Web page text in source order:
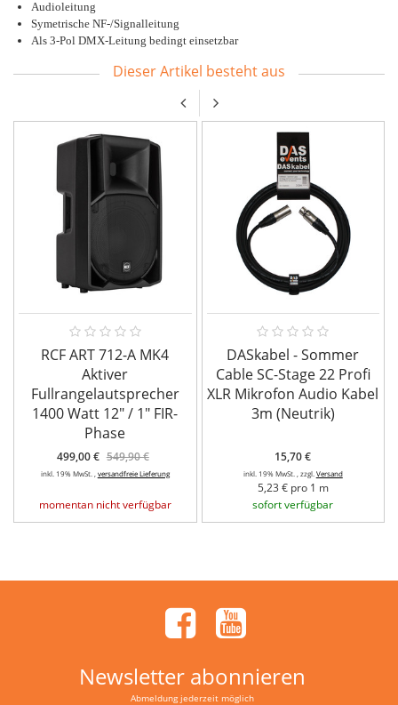
Audioleitung
Symetrische NF-/Signalleitung
Als 3-Pol DMX-Leitung bedingt einsetzbar
Dieser Artikel besteht aus
RCF ART 712-A MK4
Aktiver
Fullrangelautsprecher
1400 Watt 12" / 1" FIR-
Phase
499,00 € 549,90 €
inkl. 19% MwSt. , versandfreie Lieferung
momentan nicht verfügbar
DASkabel - Sommer
Cable SC-Stage 22 Profi
XLR Mikrofon Audio Kabel
3m (Neutrik)
15,70 €
inkl. 19% MwSt. , zzgl. Versand
5,23 € pro 1 m
sofort verfügbar
Newsletter abonnieren
Abmeldung jederzeit möglich